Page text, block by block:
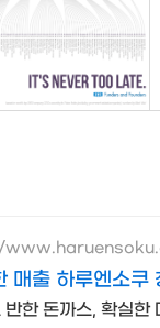
매출 하루엔소쿠
반한 돈까스, 확실